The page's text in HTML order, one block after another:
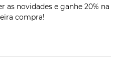
as novidades e ganhe 20% na
compra!